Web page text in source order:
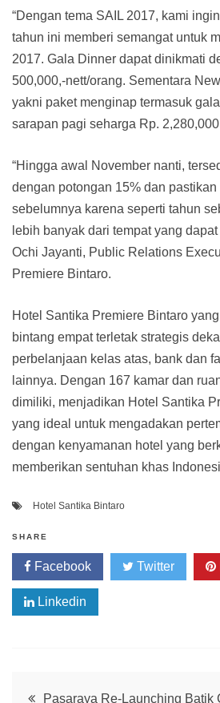
“Dengan tema SAIL 2017, kami
tahun ini memberi semangat untuk
2017. Gala Dinner dapat dinikmati
500,000,-nett/orang. Sementara
yakni paket menginap termasuk
sarapan pagi seharga Rp.
“Hingga awal November nanti,
dengan potongan 15% dan
sebelumnya karena seperti tahun
lebih banyak dari tempat yang
Ochi Jayanti, Public Relations
Premiere Bintaro.
Hotel Santika Premiere Bintaro
bintang empat terletak strategis
perbelanjaan kelas atas, bank dan
lainnya. Dengan 167 kamar dan
dimiliki, menjadikan Hotel Santika
yang ideal untuk mengadakan
dengan kenyamanan hotel yang
memberikan sentuhan khas
Hotel Santika Bintaro
SHARE
Facebook Twitter
Linkedin
PostPasaraya Re-Launching Batik